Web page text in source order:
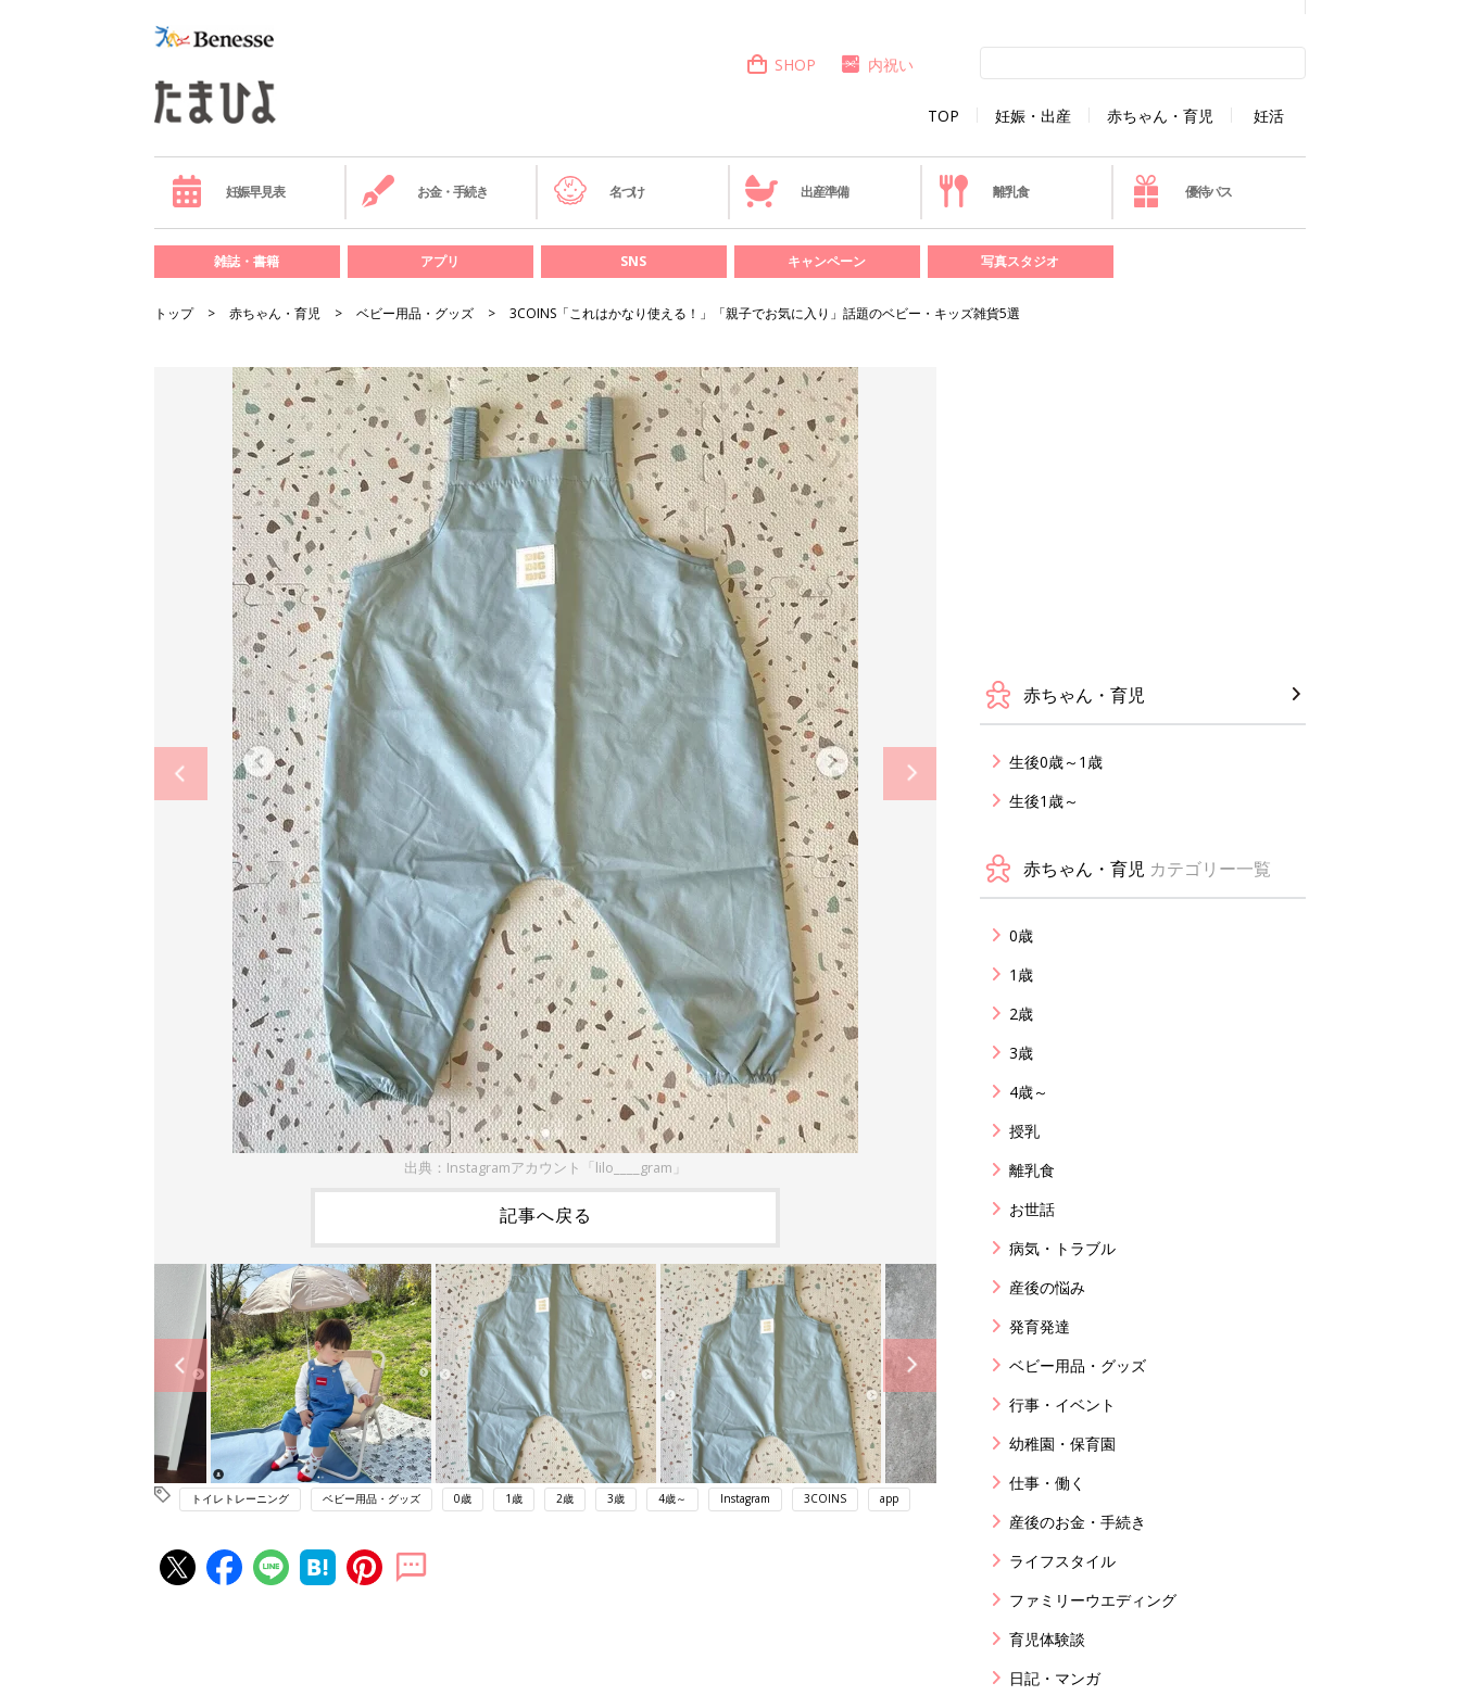
TOP 妊娠・出産 赤ちゃん・育児 妊活
SHOP 内祝い
妊娠早見表 お金・手続き 名づけ 出産準備 離乳食 優待パス
雑誌・書籍 アプリ SNS キャンペーン 写真スタジオ
トップ 赤ちゃん・育児 ベビー用品・グッズ 3COINS「これはかなり使える！」「親子でお気に入り」話題のベビー・キッズ雑貨5選
出典：Instagramアカウント「lilo____gram」
記事へ戻る
トイレトレーニング ベビー用品・グッズ 0歳 1歳 2歳 3歳 4歳～ Instagram 3COINS app
赤ちゃん・育児
生後0歳～1歳
生後1歳～
赤ちゃん・育児 カテゴリー一覧
0歳
1歳
2歳
3歳
4歳～
授乳
離乳食
お世話
病気・トラブル
産後の悩み
発育発達
ベビー用品・グッズ
行事・イベント
幼稚園・保育園
仕事・働く
産後のお金・手続き
ライフスタイル
ファミリーウエディング
育児体験談
日記・マンガ